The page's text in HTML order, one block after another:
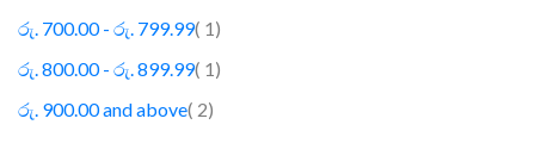
රු. 700.00- රු. 799.99 1item
රු. 800.00- රු. 899.99 1item
රු. 900.00and above 2item